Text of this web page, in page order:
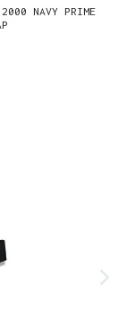
2000 NAVY PRIME